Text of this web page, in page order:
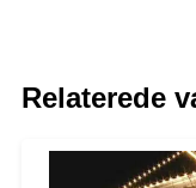
Relaterede